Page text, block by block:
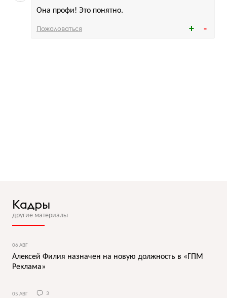
Она профи! Это понятно.
Пожаловаться
Кадры
другие материалы
06 АВГ
Алексей Филия назначен на новую должность в «ГПМ
Реклама»
05 АВГ 3